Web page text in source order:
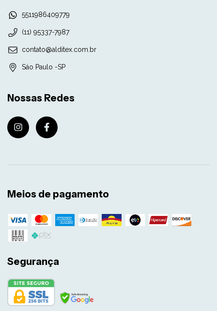
5511986409779
(11) 95337-7987
contato@alditex.com.br
Sáo Paulo -SP
Nossas Redes
Meios de pagamento
Segurança